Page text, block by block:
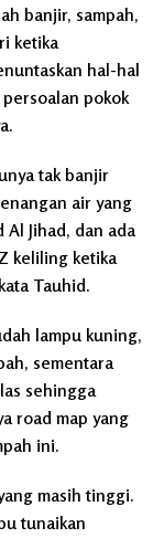
banjir, sampah,
ketika
hal-hal
pokok
tak banjir
air yang
Jihad, dan ada
keliling ketika
Tauhid.
lampu kuning,
sementara
sehingga
road map yang
ini.
masih tinggi.
tunaikan